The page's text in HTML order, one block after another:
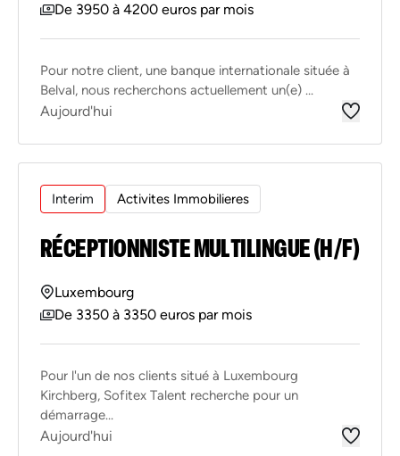
De 3950 à 4200 euros par mois
Pour notre client, une banque internationale située à
Belval, nous recherchons actuellement un(e) ...
Aujourd'hui
Interim Activites Immobilieres
RÉCEPTIONNISTE MULTILINGUE (H/F)
Luxembourg
De 3350 à 3350 euros par mois
Pour l'un de nos clients situé à Luxembourg
Kirchberg, Sofitex Talent recherche pour un
démarrage...
Aujourd'hui